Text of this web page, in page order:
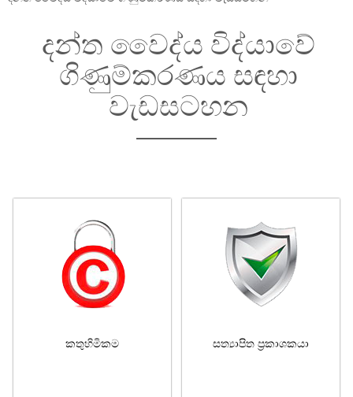
දන්ත වෛද්ය විද්යාවේ
ගිණුම්කරණය සඳහා
වැඩසටහන
කතුහිමිකම සත්‍යාපිත ප්‍රකාශකයා